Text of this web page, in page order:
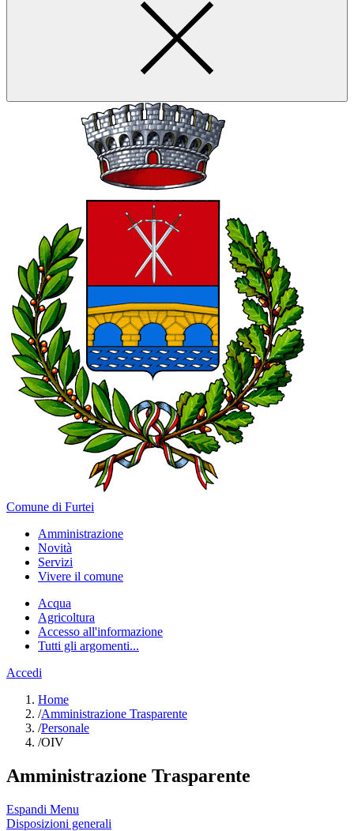
Comune di Furtei
Amministrazione
Novità
Servizi
Vivere il comune
Acqua
Agricoltura
Accesso all'informazione
Tutti gli argomenti...
Accedi
Home
/Amministrazione Trasparente
/Personale
/OIV
Amministrazione Trasparente
Espandi Menu
Disposizioni generali